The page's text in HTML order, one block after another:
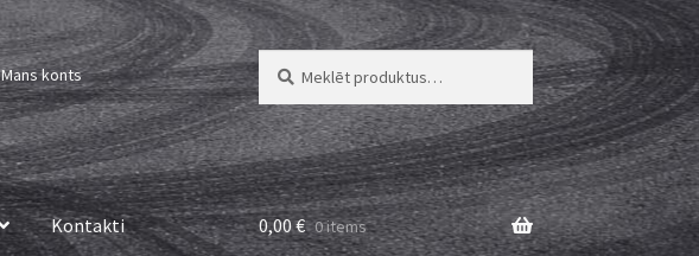
Mans konts
Meklēt:
Meklēt
Kontakti 0,00€ 0 items